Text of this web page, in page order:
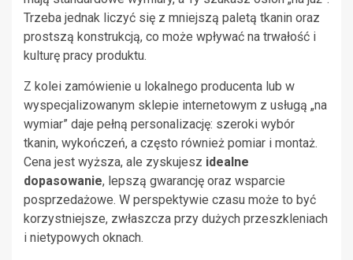
Trzeba jednak liczyć się z mniejszą paletą tkanin oraz
prostszą konstrukcją, co może wpływać na trwałość i
kulturę pracy produktu.
Z kolei zamówienie u lokalnego producenta lub w
wyspecjalizowanym sklepie internetowym z usługą „na
wymiar” daje pełną personalizację: szeroki wybór
tkanin, wykończeń, a często również pomiar i montaż.
Cena jest wyższa, ale zyskujesz idealne
dopasowanie, lepszą gwarancję oraz wsparcie
posprzedażowe. W perspektywie czasu może to być
korzystniejsze, zwłaszcza przy dużych przeszkleniach
i nietypowych oknach.